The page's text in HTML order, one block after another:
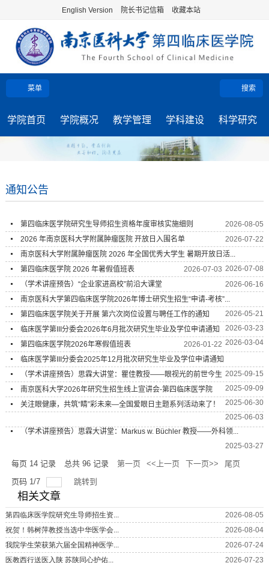
English Version 院长书记信箱 收藏本站
菜单 搜索
学院首页 学院概况 教学管理 学科建设 科学研究
通知公告
第四临床医学院研究生导师招生资格年度审核实施细则
2026-08-05
2026 年南京医科大学附属肿瘤医院 开放日入围名单
2026-07-22
南京医科大学附属肿瘤医院 2026 年全国优秀大学生 暑期开放日活...
2026-07-08
第四临床医学院 2026 年暑假值班表
2026-07-03
（学术讲座预告）“企业家进高校”前沿大课堂
2026-06-16
南京医科大学第四临床医学院2026年博士研究生招生“申请-考核”...
2026-05-21
第四临床医学院关于开展 第六次岗位设置与聘任工作的通知
2026-03-23
临床医学第III分委会2026年6月批次研究生毕业及学位申请通知
2026-03-04
第四临床医学院2026年寒假值班表
2026-01-22
临床医学第III分委会2025年12月批次研究生毕业及学位申请通知
2025-09-15
（学术讲座预告）思霖大讲堂：瞿佳教授——眼视光的前世今生
2025-09-09
南京医科大学2026年研究生招生线上宣讲会-第四临床医学院
2025-06-30
关注眼健康，共筑“睛”彩未来—全国爱眼日主题系列活动来了！
2025-06-03
（学术讲座预告）思霖大讲堂：Markus w. Büchler 教授——外科领...
2025-03-27
每页 14记录 总共 96记录 第一页 <<上一页 下一页>>
尾页
页码 1/7 跳转到
相关文章